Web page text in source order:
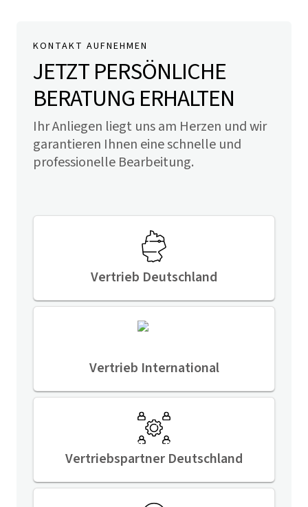
KONTAKT AUFNEHMEN
JETZT PERSÖNLICHE
BERATUNG ERHALTEN
Ihr Anliegen liegt uns am Herzen und wir
garantieren Ihnen eine schnelle und
professionelle Bearbeitung.
Vertrieb Deutschland
Vertrieb International
Vertriebspartner Deutschland